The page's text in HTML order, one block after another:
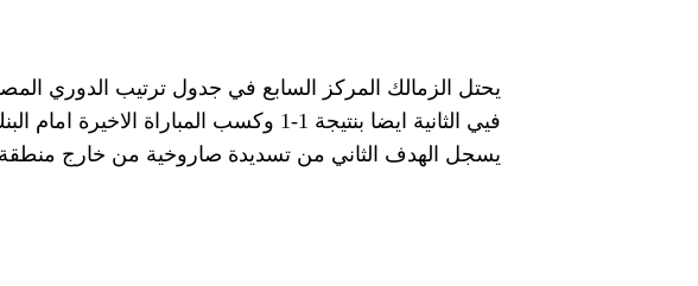
يسجل الهدف الثاني من تسديدة صاروخية من خارج منطقة